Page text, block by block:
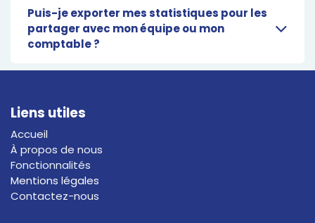
Puis-je exporter mes statistiques pour les
partager avec mon équipe ou mon
comptable ?
Liens utiles
Accueil
À propos de nous
Fonctionnalités
Mentions légales
Contactez-nous